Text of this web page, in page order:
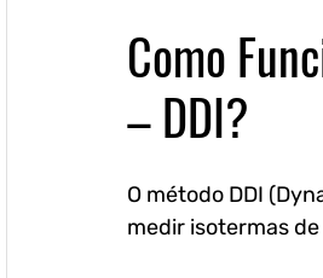
Como
– DDI?
O método DDI
medir isotermas